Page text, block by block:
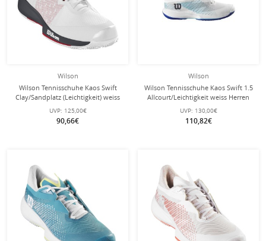
Wilson
Wilson Tennisschuhe Kaos Swift
Clay/Sandplatz (Leichtigkeit) weiss
Herren
UVP: 125,00€
90,66€
Wilson
Wilson Tennisschuhe Kaos Swift 1.5
Allcourt/Leichtigkeit weiss Herren
UVP: 130,00€
110,82€